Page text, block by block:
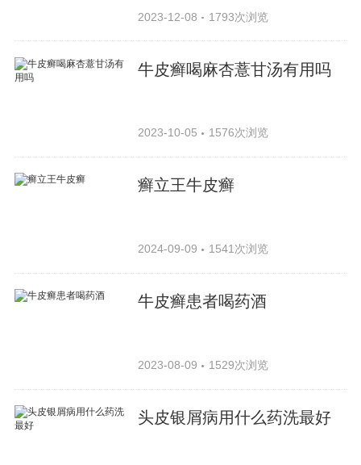
2023-12-08 1793次浏览
牛皮癣喝麻杏薏甘汤有用吗
2023-10-05 1576次浏览
癣立王牛皮癣
2024-09-09 1541次浏览
牛皮癣患者喝药酒
2023-08-09 1529次浏览
头皮银屑病用什么药洗最好